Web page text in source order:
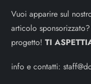
Vuoi apparire sul
articolo
progetto!TI
info e contatti: